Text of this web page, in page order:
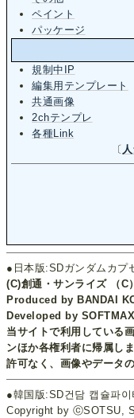
ペイント
パッケージ
規制中IP
編集用テンプレート
共通画像
2chテンプレ
各種Link
〔
●日本版:SDガンダムカプ
(C)創通・サンライズ （C
Produced by BANDAI
Developed by
当サイトで利用している
ンほか各権利者に帰属しま
許可なく、画像やデータ
●韓国版:SD건담 캡슐파
Copyright by ⓒSOTSU,